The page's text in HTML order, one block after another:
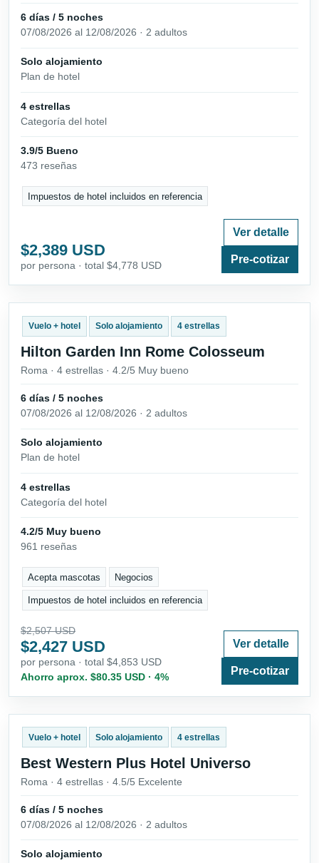
6 días / 5 noches
07/08/2026 al 12/08/2026 · 2 adultos
Solo alojamiento
Plan de hotel
4 estrellas
Categoría del hotel
3.9/5 Bueno
473 reseñas
Impuestos de hotel incluidos en referencia
$2,389 USD
por persona · total $4,778 USD
Ver detalle
Pre-cotizar
Vuelo + hotel Solo alojamiento 4 estrellas
Hilton Garden Inn Rome Colosseum
Roma · 4 estrellas · 4.2/5 Muy bueno
6 días / 5 noches
07/08/2026 al 12/08/2026 · 2 adultos
Solo alojamiento
Plan de hotel
4 estrellas
Categoría del hotel
4.2/5 Muy bueno
961 reseñas
Acepta mascotas Negocios
Impuestos de hotel incluidos en referencia
$2,507 USD
$2,427 USD
por persona · total $4,853 USD
Ahorro aprox. $80.35 USD · 4%
Ver detalle
Pre-cotizar
Vuelo + hotel Solo alojamiento 4 estrellas
Best Western Plus Hotel Universo
Roma · 4 estrellas · 4.5/5 Excelente
6 días / 5 noches
07/08/2026 al 12/08/2026 · 2 adultos
Solo alojamiento